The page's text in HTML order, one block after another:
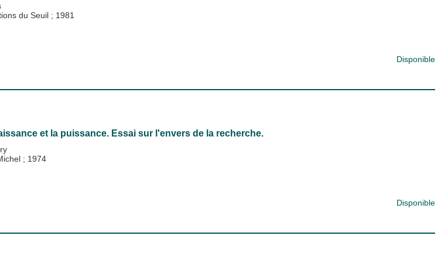
du Seuil ; 1981
Disponible
et la puissance. Essai sur l'envers de la recherche.
; 1974
Disponible